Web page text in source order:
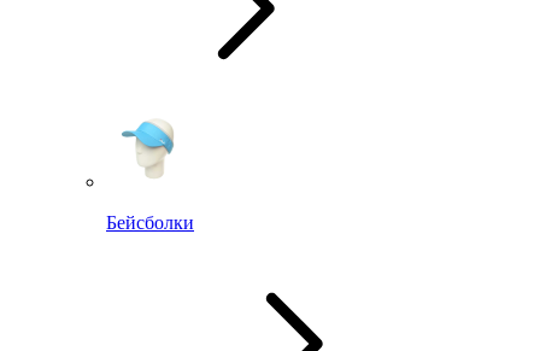
Бейсболки